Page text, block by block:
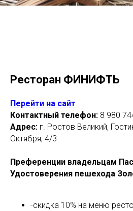
Ресторан ФИНИФТЬ
Перейти на сайт
Контактный телефон: 8 980
Адрес: г. Ростов Великий,
Октября, 4/3
Преференции владельцам
Удостоверения пешехода
-скидка 10% на меню